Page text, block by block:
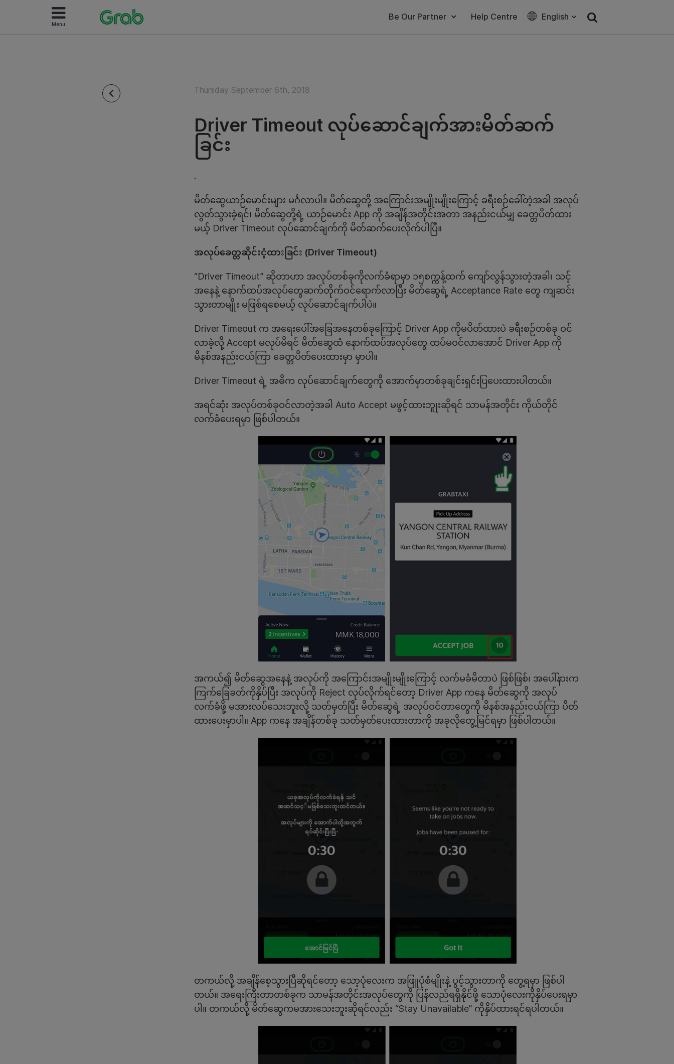
Menu
Be Our Partner Help Centre English
Thursday September 6th, 2018
Driver Timeout လုပ်ဆောင်ချက်အားမိတ်ဆက်
ခြင်း
.
မိတ်ဆွေယာဉ်မောင်းများ မင်္ဂလာပါ။ မိတ်ဆွေတို့ အကြောင်းအမျိုးမျိုးကြောင့် ခရီးစဉ်ခေါ်တဲ့အခါ အလုပ်
လွတ်သွားခဲ့ရင်၊ မိတ်ဆွေတို့ရဲ့ ယာဉ်မောင်း App ကို အချိန်အတိုင်းအတာ အနည်းငယ်မျှ ခေတ္တပိတ်ထား
မယ့် Driver Timeout လုပ်ဆောင်ချက်ကို မိတ်ဆက်ပေးလိုက်ပါပြီ။
အလုပ်ခေတ္တဆိုင်းငံ့ထားခြင်း (Driver Timeout)
“Driver Timeout” ဆိုတာဟာ အလုပ်တစ်ခုကိုလက်ခံရာမှာ ၁၅စက္ကန့်ထက် ကျော်လွန်သွားတဲ့အခါ၊ သင့်
အနေနဲ့ နောက်ထပ်အလုပ်တွေဆက်တိုက်ဝင်ရောက်လာပြီး မိတ်ဆွေရဲ့ Acceptance Rate တွေ ကျဆင်း
သွားတာမျိုး မဖြစ်ရစေမယ့် လုပ်ဆောင်ချက်ပါပဲ။
Driver Timeout က အရေးပေါ်အခြေအနေတစ်ခုကြောင့် Driver App ကိုမပိတ်ထားပဲ ခရီးစဉ်တစ်ခု ဝင်
လာခဲ့လို့ Accept မလုပ်မိရင် မိတ်ဆွေထံ နောက်ထပ်အလုပ်တွေ ထပ်မဝင်လာအောင် Driver App ကို
မိနစ်အနည်းငယ်ကြာ ခေတ္တပိတ်ပေးထားမှာ မှာပါ။
Driver Timeout ရဲ့ အဓိက လုပ်ဆောင်ချက်တွေကို အောက်မှာတစ်ခုချင်းရှင်းပြပေးထားပါတယ်။
အရင်ဆုံး အလုပ်တစ်ခုဝင်လာတဲ့အခါ Auto Accept မဖွင့်ထားဘူုးဆိုရင် သာမန်အတိုင်း ကိုယ်တိုင်
လက်ခံပေးရမှာ ဖြစ်ပါတယ်။
အကယ်၍ မိတ်ဆွေအနေနဲ့ အလုပ်ကို အကြောင်းအမျိုးမျိုးကြောင့် လက်မခံမိတာပဲ ဖြစ်ဖြစ်၊ အပေါ်နားက
ကြက်ခြေခတ်ကိုနှိပ်ပြီး အလုပ်ကို Reject လုပ်လိုက်ရင်တော့ Driver App ကနေ မိတ်ဆွေကို အလုပ်
လက်ခံဖို့ မအားလပ်သေးဘူးလို့ သတ်မှတ်ပြီး မိတ်ဆွေရဲ့ အလုပ်ဝင်တာတွေကို မိနစ်အနည်းငယ်ကြာ ပိတ်
ထားပေးမှာပါ။ App ကနေ အချိန်တစ်ခု သတ်မှတ်ပေးထားတာကို အခုလိုတွေ့မြင်ရမှာ ဖြစ်ပါတယ်။
တကယ်လို့ အချိန်စေ့သွားပြီဆိုရင်တော့ သော့ပုံလေးက အဖြူပုံစံမျိုးနဲ့ ပွင့်သွားတာကို တွေ့ရမှာ ဖြစ်ပါ
တယ်။ အရေးကြီးတာတစ်ခုက သာမန်အတိုင်းအလုပ်တွေကို ပြန်လည်ရရှိနိုင်ဖို့ သောပုံလေးကိုနှိပ်ပေးရမှာ
ပါ။ တကယ်လို့ မိတ်ဆွေကမအားသေးဘူးဆိုရင်လည်း “Stay Unavailable” ကိုနှိပ်ထားရင်ရပါတယ်။